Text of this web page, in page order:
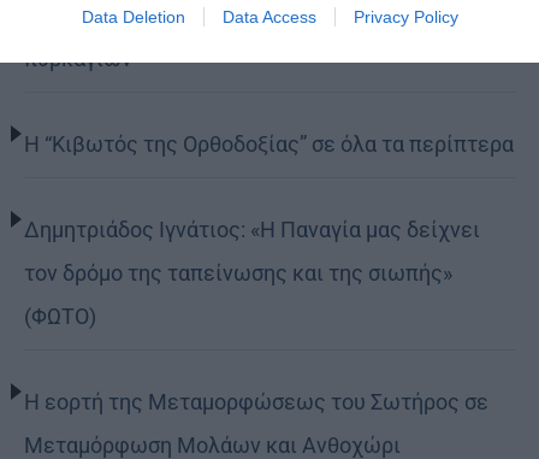
Data Deletion Data Access Privacy Policy
την αντιμετώπιση των καταστροφικών
πυρκαγιών
Η “Κιβωτός της Ορθοδοξίας” σε όλα τα περίπτερα
Δημητριάδος Ιγνάτιος: «Η Παναγία μας δείχνει
τον δρόμο της ταπείνωσης και της σιωπής»
(ΦΩΤΟ)
Η εορτή της Μεταμορφώσεως του Σωτήρος σε
Μεταμόρφωση Μολάων και Ανθοχώρι